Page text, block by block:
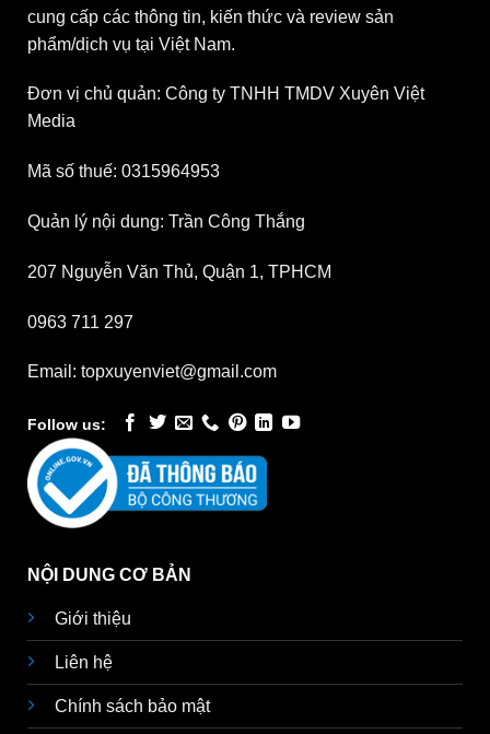
cung cấp các thông tin, kiến thức và review sản
phẩm/dịch vụ tại Việt Nam.
Đơn vị chủ quản: Công ty TNHH TMDV Xuyên Việt
Media
Mã số thuế: 0315964953
Quản lý nội dung: Trần Công Thắng
207 Nguyễn Văn Thủ, Quận 1, TPHCM
0963 711 297
Email: topxuyenviet@gmail.com
Follow us:
NỘI DUNG CƠ BẢN
Giới thiệu
Liên hệ
Chính sách bảo mật